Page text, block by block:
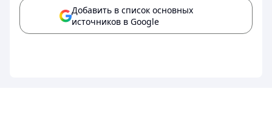
Добавить в список основных
источников в Google